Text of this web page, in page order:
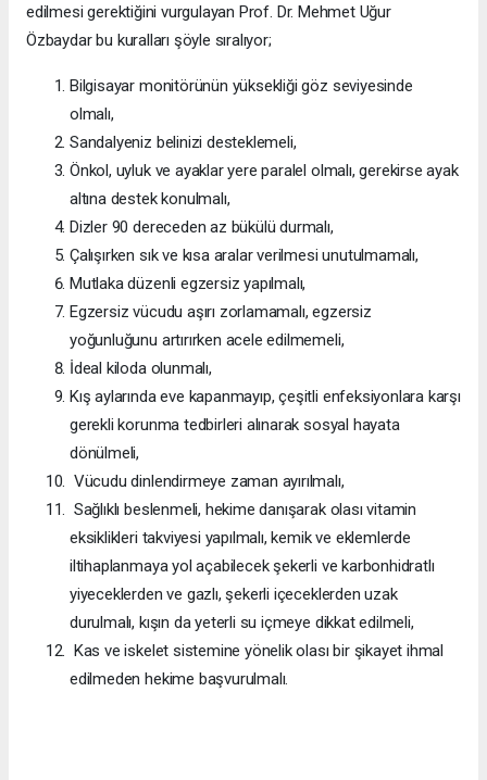
edilmesi gerektiğini vurgulayan Prof. Dr. Mehmet Uğur
Özbaydar bu kuralları şöyle sıralıyor;
Bilgisayar monitörünün yüksekliği göz seviyesinde
olmalı,
Sandalyeniz belinizi desteklemeli,
Önkol, uyluk ve ayaklar yere paralel olmalı, gerekirse ayak
altına destek konulmalı,
Dizler 90 dereceden az bükülü durmalı,
Çalışırken sık ve kısa aralar verilmesi unutulmamalı,
Mutlaka düzenli egzersiz yapılmalı,
Egzersiz vücudu aşırı zorlamamalı, egzersiz
yoğunluğunu artırırken acele edilmemeli,
İdeal kiloda olunmalı,
Kış aylarında eve kapanmayıp, çeşitli enfeksiyonlara karşı
gerekli korunma tedbirleri alınarak sosyal hayata
dönülmeli,
Vücudu dinlendirmeye zaman ayırılmalı,
Sağlıklı beslenmeli, hekime danışarak olası vitamin
eksiklikleri takviyesi yapılmalı, kemik ve eklemlerde
iltihaplanmaya yol açabilecek şekerli ve karbonhidratlı
yiyeceklerden ve gazlı, şekerli içeceklerden uzak
durulmalı, kışın da yeterli su içmeye dikkat edilmeli,
Kas ve iskelet sistemine yönelik olası bir şikayet ihmal
edilmeden hekime başvurulmalı.